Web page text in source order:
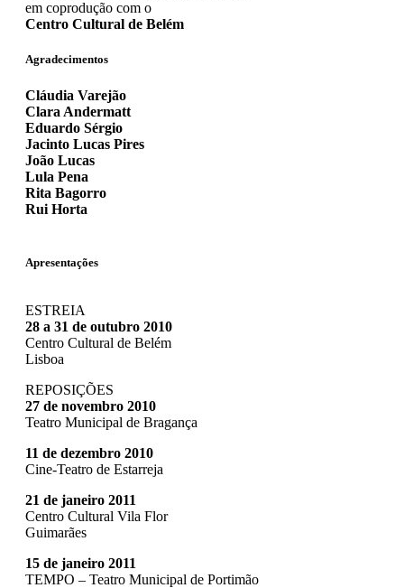
em coprodução com o
Centro Cultural de Belém
Agradecimentos
Cláudia Varejão
Clara Andermatt
Eduardo Sérgio
Jacinto Lucas Pires
João Lucas
Lula Pena
Rita Bagorro
Rui Horta
Apresentações
ESTREIA
28 a 31 de outubro 2010
Centro Cultural de Belém
Lisboa
REPOSIÇÕES
27 de novembro 2010
Teatro Municipal de Bragança
11 de dezembro 2010
Cine-Teatro de Estarreja
21 de janeiro 2011
Centro Cultural Vila Flor
Guimarães
15 de janeiro 2011
TEMPO – Teatro Municipal de Portimão